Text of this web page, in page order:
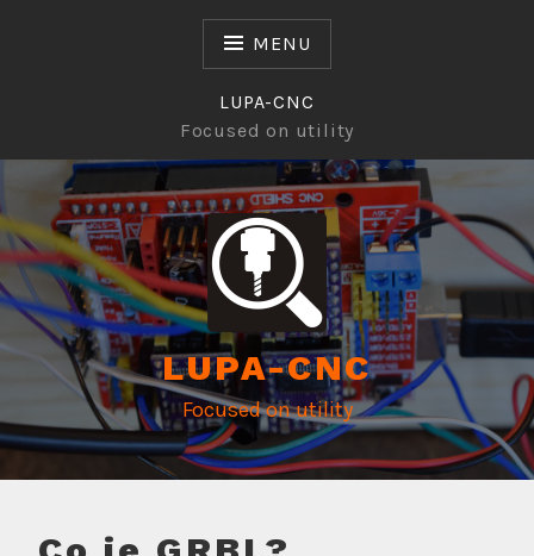
MENU
LUPA-CNC
Focused on utility
LUPA-CNC
Focused on utility